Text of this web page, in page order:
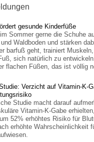
gesunde Kinderfüße
Sommer gerne die Schuhe
Waldboden und stärken
barfuß geht, trainiert
sich natürlich zu
flachen Füßen, das ist völlig
Verzicht auf Vitamin-K-
Studie macht darauf
Vitamin-K-Gabe
52% erhöhtes Risiko für
erhöhte Wahrscheinlichkeit